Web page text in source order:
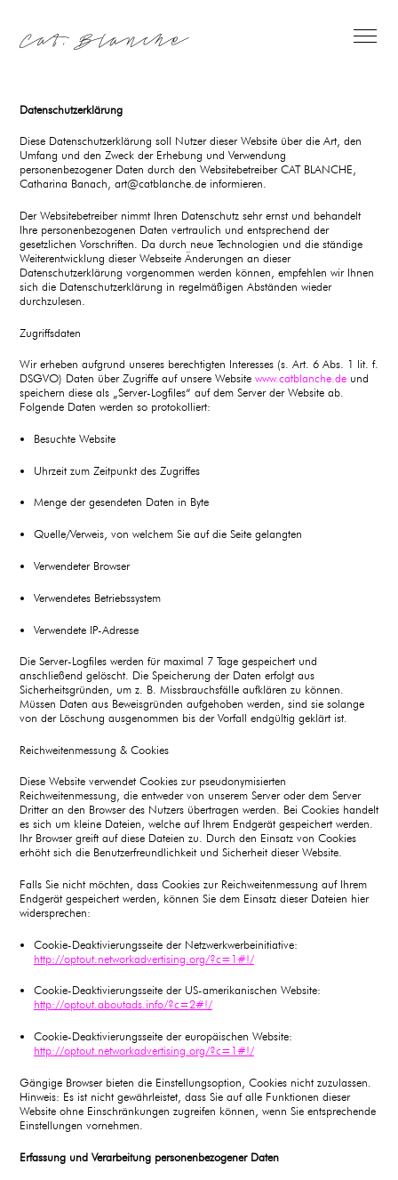
Datenschutzerklärung
Diese Datenschutzerklärung soll Nutzer dieser Website über die Art, den
Umfang und den Zweck der Erhebung und Verwendung
personenbezogener Daten durch den Websitebetreiber CAT BLANCHE,
Catharina Banach, art@catblanche.de informieren.
Der Websitebetreiber nimmt Ihren Datenschutz sehr ernst und behandelt
Ihre personenbezogenen Daten vertraulich und entsprechend der
gesetzlichen Vorschriften. Da durch neue Technologien und die ständige
Weiterentwicklung dieser Webseite Änderungen an dieser
Datenschutzerklärung vorgenommen werden können, empfehlen wir Ihnen
sich die Datenschutzerklärung in regelmäßigen Abständen wieder
durchzulesen.
Zugriffsdaten
Wir erheben aufgrund unseres berechtigten Interesses (s. Art. 6 Abs. 1 lit. f.
DSGVO) Daten über Zugriffe auf unsere Website www.catblanche.deund
speichern diese als „Server-Logfiles“ auf dem Server der Website ab.
Folgende Daten werden so protokolliert:
Besuchte Website
Uhrzeit zum Zeitpunkt des Zugriffes
Menge der gesendeten Daten in Byte
Quelle/Verweis, von welchem Sie auf die Seite gelangten
Verwendeter Browser
Verwendetes Betriebssystem
Verwendete IP-Adresse
Die Server-Logfiles werden für maximal 7 Tage gespeichert und
anschließend gelöscht. Die Speicherung der Daten erfolgt aus
Sicherheitsgründen, um z. B. Missbrauchsfälle aufklären zu können.
Müssen Daten aus Beweisgründen aufgehoben werden, sind sie solange
von der Löschung ausgenommen bis der Vorfall endgültig geklärt ist.
Reichweitenmessung & Cookies
Diese Website verwendet Cookies zur pseudonymisierten
Reichweitenmessung, die entweder von unserem Server oder dem Server
Dritter an den Browser des Nutzers übertragen werden. Bei Cookies handelt
es sich um kleine Dateien, welche auf Ihrem Endgerät gespeichert werden.
Ihr Browser greift auf diese Dateien zu. Durch den Einsatz von Cookies
erhöht sich die Benutzerfreundlichkeit und Sicherheit dieser Website.
Falls Sie nicht möchten, dass Cookies zur Reichweitenmessung auf Ihrem
Endgerät gespeichert werden, können Sie dem Einsatz dieser Dateien hier
widersprechen:
Cookie-Deaktivierungsseite der Netzwerkwerbeinitiative:
http://optout.networkadvertising.org/?c=1#!/
Cookie-Deaktivierungsseite der US-amerikanischen Website:
http://optout.aboutads.info/?c=2#!/
Cookie-Deaktivierungsseite der europäischen Website:
http://optout.networkadvertising.org/?c=1#!/
Gängige Browser bieten die Einstellungsoption, Cookies nicht zuzulassen.
Hinweis: Es ist nicht gewährleistet, dass Sie auf alle Funktionen dieser
Website ohne Einschränkungen zugreifen können, wenn Sie entsprechende
Einstellungen vornehmen.
Erfassung und Verarbeitung personenbezogener Daten